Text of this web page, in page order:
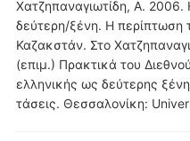
Χατζηπαναγιωτίδη, Α.
δεύτερη/ξένη. Η περίπτωση
Καζακστάν. Στο
(επιμ.) Πρακτικά του
ελληνικής ως δεύτερης
τάσεις. Θεσσαλονίκη: